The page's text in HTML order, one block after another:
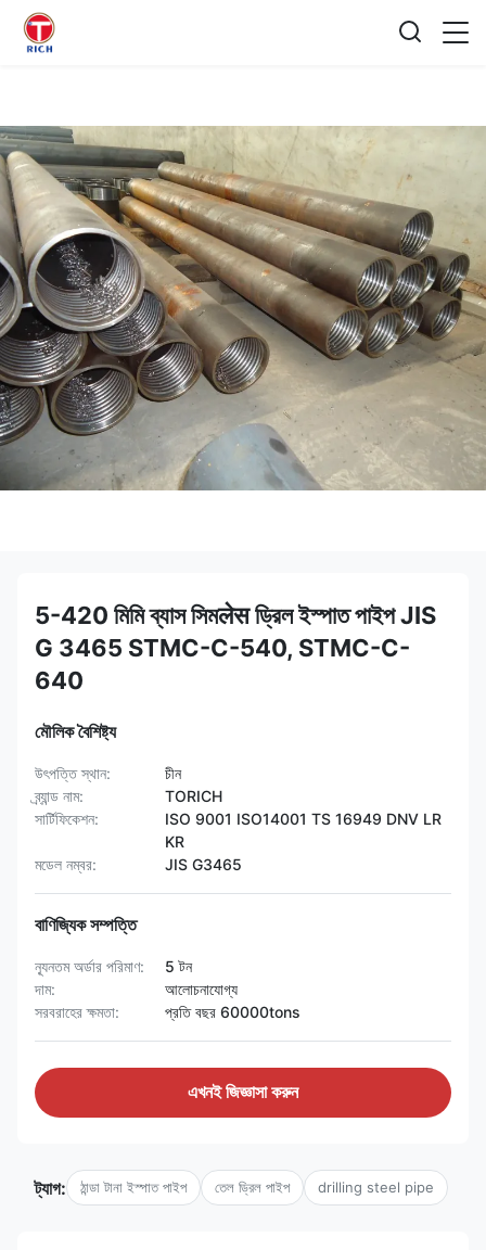
5-420 মিমি ব্যাস সিমलेस ড্রিল ইস্পাত পাইপ JIS
G 3465 STMC-C-540, STMC-C-
640
মৌলিক বৈশিষ্ট্য
উৎপত্তি স্থান:
চীন
ব্র্যান্ড নাম:
TORICH
সার্টিফিকেশন:
ISO 9001 ISO14001 TS 16949 DNV LR
KR
মডেল নম্বর:
JIS G3465
বাণিজ্যিক সম্পত্তি
ন্যূনতম অর্ডার পরিমাণ:
5 টন
দাম:
আলোচনাযোগ্য
সরবরাহের ক্ষমতা:
প্রতি বছর 60000tons
এখনই জিজ্ঞাসা করুন
ট্যাগ: ঠান্ডা টানা ইস্পাত পাইপ তেল ড্রিল পাইপ drilling steel pipe